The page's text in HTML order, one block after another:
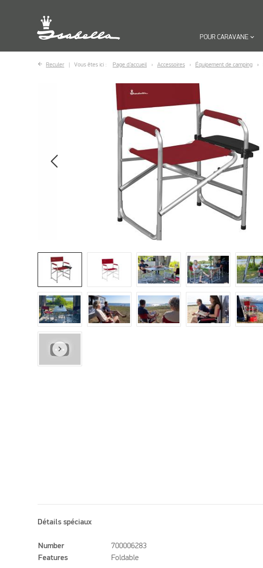
POUR CARAVANE keyboard_arrow_down
Reculer Vous êtes ici : Page d’accueil Accessoires Équipement de camping
Détails spéciaux
Number
700006283
Features
Foldable